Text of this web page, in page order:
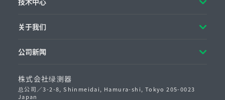
株式会社绿测器
总公司／3-2-8, Shinmeidai, Hamura-shi, Tokyo 205-0023
Japan
关于我们
公司新闻